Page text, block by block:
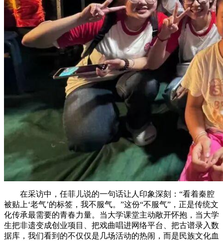
在采访中，任菲儿说的一句话让人印象深刻：“看着秦腔
被贴上‘老气’的标签，我不服气。”这份“不服气”，正是传统文
化传承最需要的青春力量。当大学课堂主动敞开怀抱，当大学
生把非遗变成创业项目、把戏曲唱进网络平台、把古谱录入数
据库，我们看到的不仅仅是几场活动的热闹，而是民族文化血